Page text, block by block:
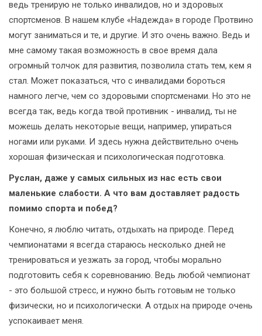
ведь тренирую не только инвалидов, но и здоровых
спортсменов. В нашем клубе «Надежда» в городе Протвино
могут заниматься и те, и другие. И это очень важно. Ведь и
мне самому такая возможность в свое время дала
огромный толчок для развития, позволила стать тем, кем я
стал. Может показаться, что с инвалидами бороться
намного легче, чем со здоровыми спортсменами. Но это не
всегда так, ведь когда твой противник - инвалид, ты не
можешь делать некоторые вещи, например, упираться
ногами или руками. И здесь нужна действительно очень
хорошая физическая и психологическая подготовка.
Руслан, даже у самых сильных из нас есть свои
маленькие слабости. А что вам доставляет радость
помимо спорта и побед?
Конечно, я люблю читать, отдыхать на природе. Перед
чемпионатами я всегда стараюсь несколько дней не
тренироваться и уезжать за город, чтобы морально
подготовить себя к соревнованию. Ведь любой чемпионат
- это большой стресс, и нужно быть готовым не только
физически, но и психологически. А отдых на природе очень
успокаивает меня.